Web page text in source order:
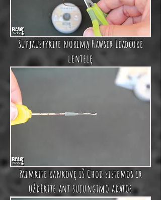
Supjaustykite norimąHawser Leadcore
lentelę
Paimkite rankovę išChod sistemos ir
uždėkite antsujungimo adatos